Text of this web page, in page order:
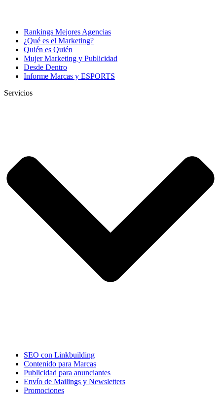
Rankings Mejores Agencias
¿Qué es el Marketing?
Quién es Quién
Mujer Marketing y Publicidad
Desde Dentro
Informe Marcas y ESPORTS
Servicios
SEO con Linkbuilding
Contenido para Marcas
Publicidad para anunciantes
Envío de Mailings y Newsletters
Promociones